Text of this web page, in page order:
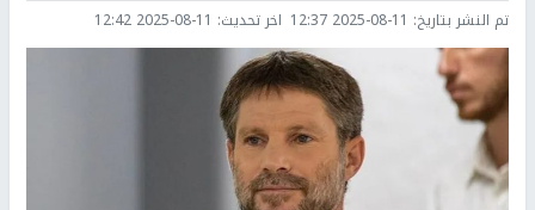
تم النشر بتاريخ: 2025-08-11 12:37 اخر تحديث: 2025-08-11 12:42